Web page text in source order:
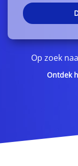
Op zoek
Ontdek